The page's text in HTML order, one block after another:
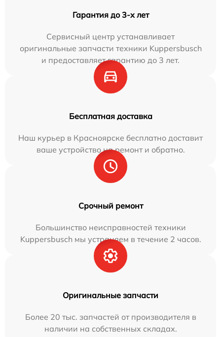
Гарантия до 3-х лет
Сервисный центр устанавливает
оригинальные запчасти техники Kuppersbusch
и предоставляет гарантию до 3 лет.
Бесплатная доставка
Наш курьер в Красноярске бесплатно доставит
ваше устройство на ремонт и обратно.
Срочный ремонт
Большинство неисправностей техники
Kuppersbusch мы устраняем в течение 2 часов.
Оригинальные запчасти
Более 20 тыс. запчастей от производителя в
наличии на собственных складах.